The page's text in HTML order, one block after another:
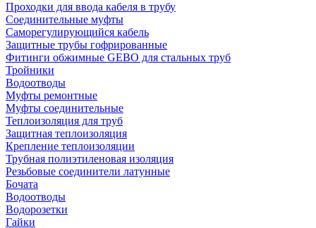
Проходки для ввода кабеля в трубу
Соединительные муфты
Саморегулирующийся кабель
Защитные трубы гофрированные
Фитинги обжимные GEBO для стальных труб
Тройники
Водоотводы
Муфты ремонтные
Муфты соединительные
Теплоизоляция для труб
Защитная теплоизоляция
Крепление теплоизоляции
Трубная полиэтиленовая изоляция
Резьбовые соединители латунные
Бочата
Водоотводы
Водорозетки
Гайки